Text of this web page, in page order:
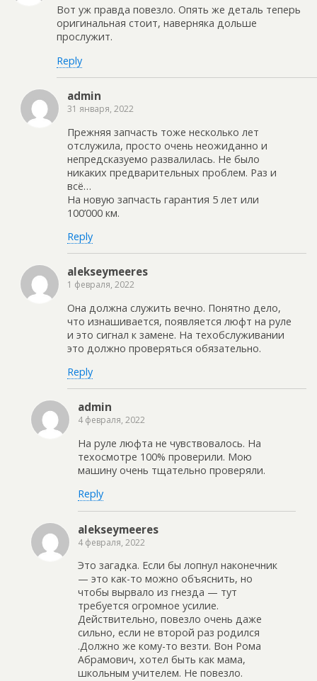
Вот уж правда повезло. Опять же деталь теперь
оригинальная стоит, наверняка дольше
прослужит.
Reply
admin
31 января, 2022
Прежняя запчасть тоже несколько лет
отслужила, просто очень неожиданно и
непредсказуемо развалилась. Не было
никаких предварительных проблем. Раз и
всё…
На новую запчасть гарантия 5 лет или
100’000 км.
Reply
alekseymeeres
1 февраля, 2022
Она должна служить вечно. Понятно дело,
что изнашивается, появляется люфт на руле
и это сигнал к замене. На техобслуживании
это должно проверяться обязательно.
Reply
admin
4 февраля, 2022
На руле люфта не чувствовалось. На
техосмотре 100% проверили. Мою
машину очень тщательно проверяли.
Reply
alekseymeeres
4 февраля, 2022
Это загадка. Если бы лопнул наконечник
— это как-то можно объяснить, но
чтобы вырвало из гнезда — тут
требуется огромное усилие.
Действительно, повезло очень даже
сильно, если не второй раз родился
.Должно же кому-то везти. Вон Рома
Абрамович, хотел быть как мама,
школьным учителем. Не повезло.